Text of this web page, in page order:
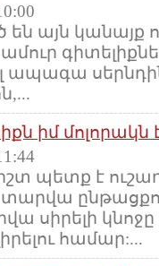
այն կանայք
ապագա
իմ մոլորակն
պետք է
տարվա
սիրելի
համար:...